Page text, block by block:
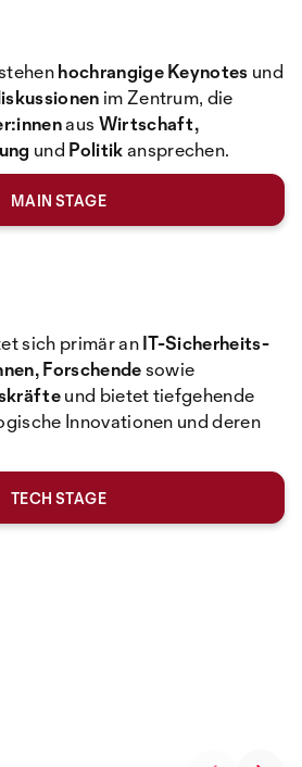
hochrangige Keynotes und
im Zentrum, die
aus Wirtschaft,
und Politikansprechen.
MAIN STAGE
sich primär anIT-Sicherheits-
Forschendesowie
und bietet tiefgehende
Innovationen und deren
TECH STAGE